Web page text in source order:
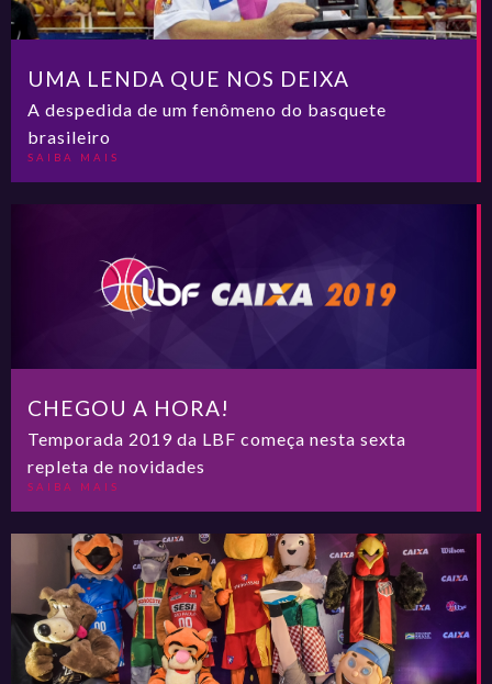
UMA LENDA QUE NOS DEIXA
A despedida de um fenômeno do basquete
brasileiro
SAIBA MAIS
CHEGOU A HORA!
Temporada 2019 da LBF começa nesta sexta
repleta de novidades
SAIBA MAIS